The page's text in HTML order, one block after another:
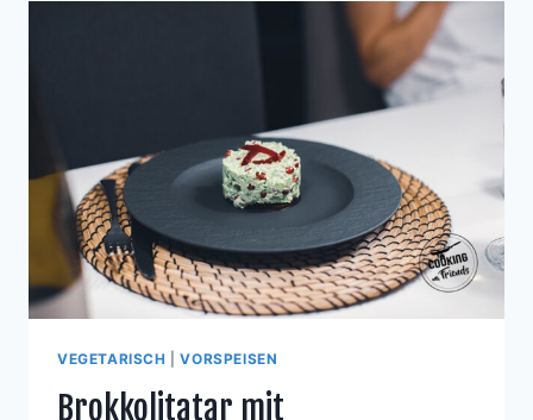
VEGETARISCH |VORSPEISEN
Brokkolitatar mit